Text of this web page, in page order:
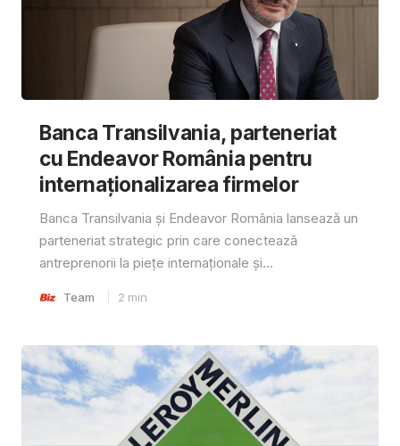
Banca Transilvania, parteneriat
cu Endeavor România pentru
internaționalizarea firmelor
Banca Transilvania și Endeavor România lansează un
parteneriat strategic prin care conectează
antreprenorii la piețe internaționale și...
Team 2 min